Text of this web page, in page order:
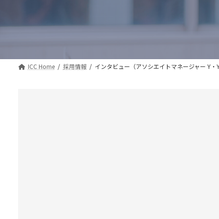
ICC Home 採用情報 インタビュー（アソシエイトマネージャー Y・